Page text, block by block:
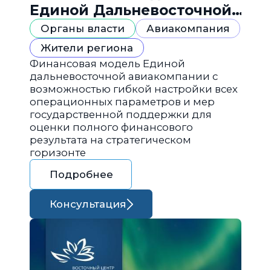
Единой Дальневосточной
авиакомпании
Органы власти
Авиакомпания
Жители региона
Финансовая модель Единой
дальневосточной авиакомпании с
возможностью гибкой настройки всех
операционных параметров и мер
государственной поддержки для
оценки полного финансового
результата на стратегическом
горизонте
Подробнее
Консультация